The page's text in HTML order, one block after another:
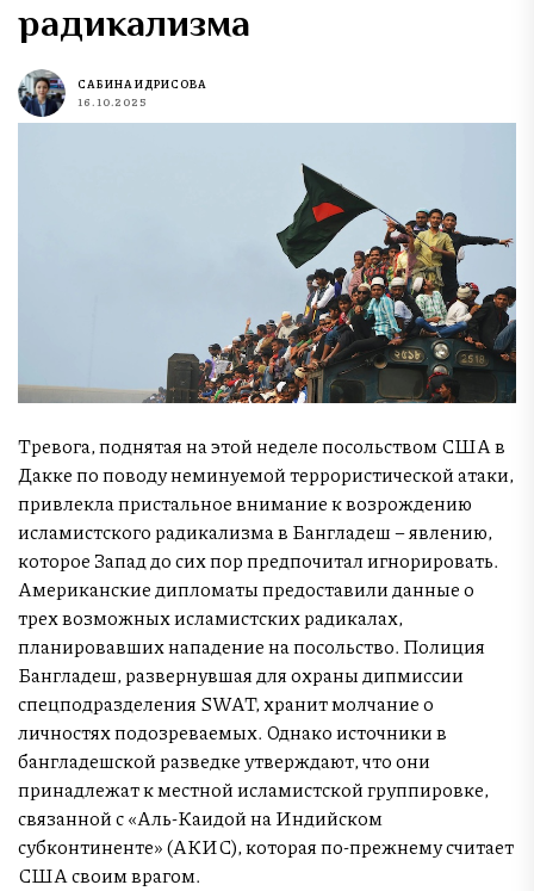
радикализма
САБИНА ИДРИСОВА
16.10.2025
Тревога, поднятая на этой неделе посольством США в
Дакке по поводу неминуемой террористической атаки,
привлекла пристальное внимание к возрождению
исламистского радикализма в Бангладеш – явлению,
которое Запад до сих пор предпочитал игнорировать.
Американские дипломаты предоставили данные о
трех возможных исламистских радикалах,
планировавших нападение на посольство. Полиция
Бангладеш, развернувшая для охраны дипмиссии
спецподразделения SWAT, хранит молчание о
личностях подозреваемых. Однако источники в
бангладешской разведке утверждают, что они
принадлежат к местной исламистской группировке,
связанной с «Аль-Каидой на Индийском
субконтиненте» (АКИС), которая по-прежнему считает
США своим врагом.